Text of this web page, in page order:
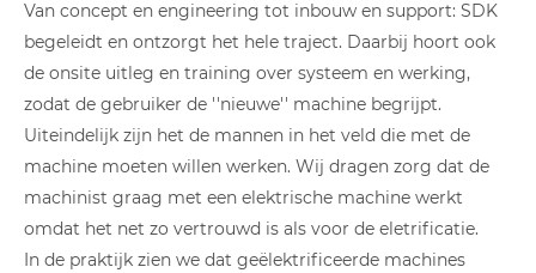
Van concept en engineering tot inbouw en support: SDK
begeleidt en ontzorgt het hele traject. Daarbij hoort ook
de onsite uitleg en training over systeem en werking,
zodat de gebruiker de ''nieuwe'' machine begrijpt.
Uiteindelijk zijn het de mannen in het veld die met de
machine moeten willen werken. Wij dragen zorg dat de
machinist graag met een elektrische machine werkt
omdat het net zo vertrouwd is als voor de eletrificatie.
In de praktijk zien we dat geëlektrificeerde machines